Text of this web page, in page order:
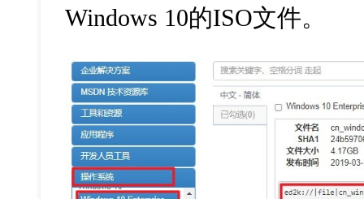
Windows 10的ISO文件。